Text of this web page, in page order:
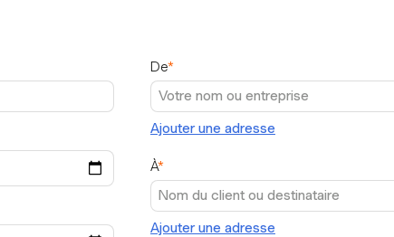
De*
Ajouter une adresse
À*
Ajouter une adresse